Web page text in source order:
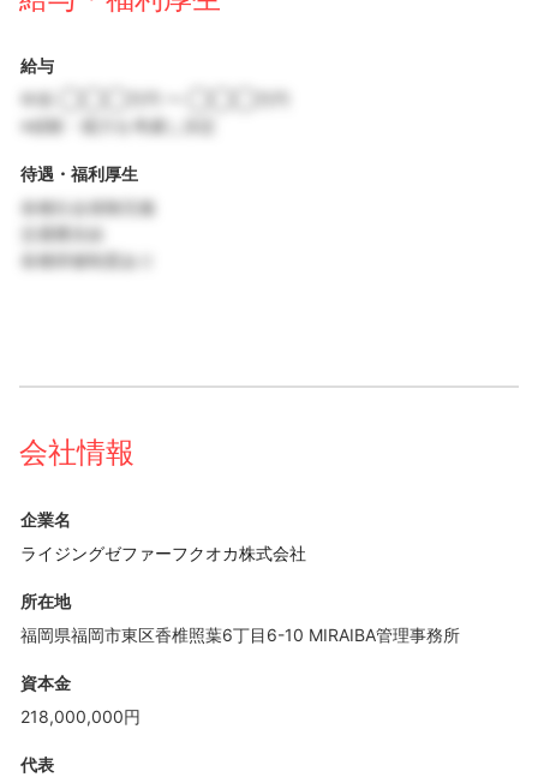
給与
※経験・能力を考慮し決定
待遇・福利厚生
各種社会保険完備
交通費支給
各種研修制度あり
会社情報
企業名
ライジングゼファーフクオカ株式会社
所在地
福岡県福岡市東区香椎照葉6丁目6-10 MIRAIBA管理事務所
資本金
218,000,000円
代表